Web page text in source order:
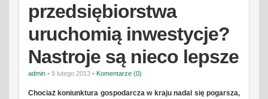
przedsiębiorstwa
uruchomią inwestycje?
Nastroje są nieco lepsze
admin • 8 lutego 2013 • Komentarze (0)
Chociaż koniunktura gospodarcza w kraju nadal się pogarsza,